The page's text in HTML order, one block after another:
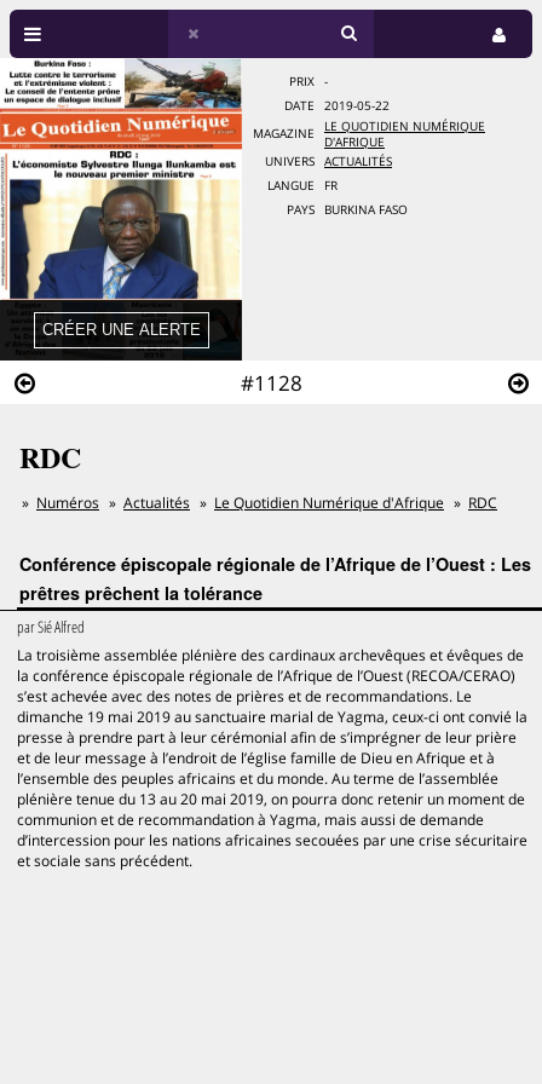
#1128
PRIX
-
DATE
2019-05-22
MAGAZINE
LE QUOTIDIEN NUMÉRIQUE
D'AFRIQUE
UNIVERS
ACTUALITÉS
LANGUE
FR
PAYS
BURKINA FASO
RDC
Numéros Actualités Le Quotidien Numérique d'Afrique RDC
Conférence épiscopale régionale de l’Afrique de l’Ouest : Les
prêtres prêchent la tolérance
parSié Alfred
La troisième assemblée plénière des cardinaux archevêques et évêques de
la conférence épiscopale régionale de l’Afrique de l’Ouest (RECOA/CERAO)
s’est achevée avec des notes de prières et de recommandations. Le
dimanche 19 mai 2019 au sanctuaire marial de Yagma, ceux-ci ont convié la
presse à prendre part à leur cérémonial afin de s’imprégner de leur prière
et de leur message à l’endroit de l’église famille de Dieu en Afrique et à
l’ensemble des peuples africains et du monde. Au terme de l’assemblée
plénière tenue du 13 au 20 mai 2019, on pourra donc retenir un moment de
communion et de recommandation à Yagma, mais aussi de demande
d’intercession pour les nations africaines secouées par une crise sécuritaire
et sociale sans précédent.